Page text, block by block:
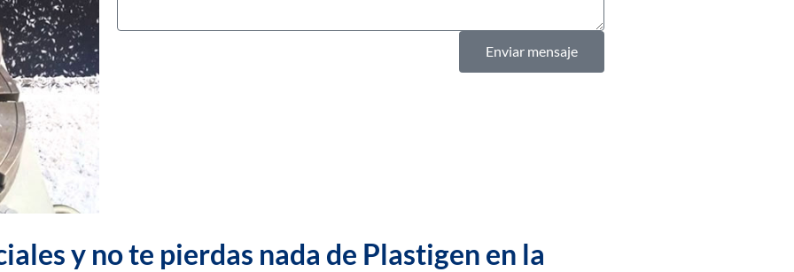
Enviar mensaje
y no te pierdas nada de Plastigen en la